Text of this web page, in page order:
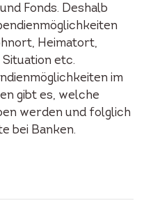
Fonds. Deshalb
Heimatort,
etc.
im
gibt es, welche
werden und folglich
bei Banken.